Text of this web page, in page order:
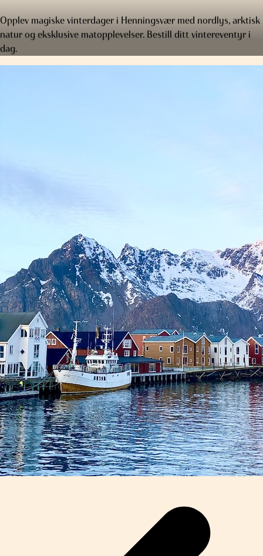
Opplev magiske vinterdager i Henningsvær med nordlys, arktisk
natur og eksklusive matopplevelser. Bestill ditt vintereventyr i
dag.